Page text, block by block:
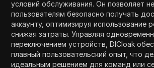
условий обслуживания. Он позволяет
пользователям безопасно получать
аккаунту, оптимизируя использование
снижая затраты. Управляя
переключением устройств, DICloak
плавный пользовательский опыт, что
идеальным решением для команд или